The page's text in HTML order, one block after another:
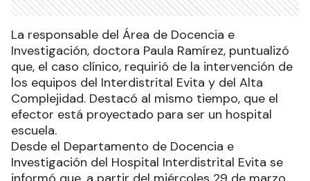
La responsable del Área de Docencia e
Investigación, doctora Paula Ramírez, puntualizó
que, el caso clínico, requirió de la intervención de
los equipos del Interdistrital Evita y del Alta
Complejidad. Destacó al mismo tiempo, que el
efector está proyectado para ser un hospital
escuela.
Desde el Departamento de Docencia e
Investigación del Hospital Interdistrital Evita se